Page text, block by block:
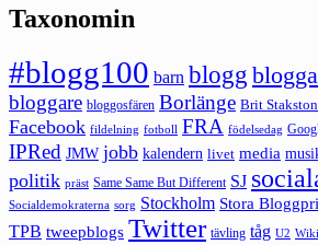
Taxonomin
#blogg100 barn blogg
bloggare bloggosfären Borlänge Brit Stakston
Facebook fildelning fotboll FRA födelsedag
IPRed JMW jobb kalendern livet media
politik präst Same Same But Different SJ
Socialdemokraterna sorg Stockholm Stora
TPB tweepblogs Twitter tävling tåg U2